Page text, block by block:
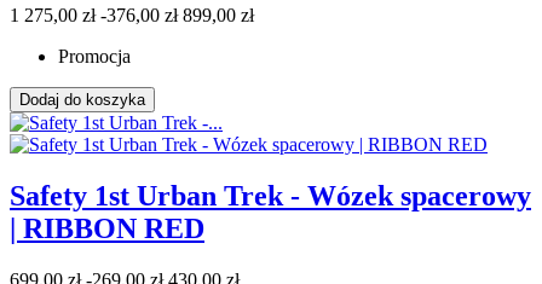
1 275,00 zł -376,00 zł 899,00 zł
Promocja
Dodaj do koszyka
Safety 1st Urban Trek - Wózek spacerowy
| RIBBON RED
699,00 zł -269,00 zł 430,00 zł